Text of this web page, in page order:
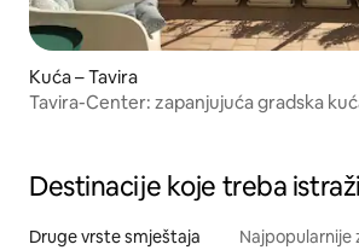
Kuća – Tavira
Tavira-Center: zapanjujuća gradska
Destinacije koje treba
Druge vrste smještaja Najpopularnije